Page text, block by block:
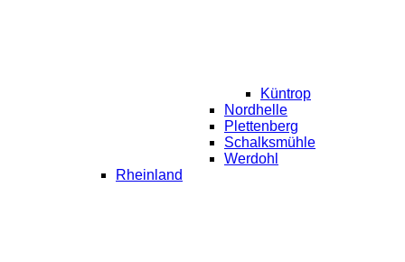
Küntrop
Nordhelle
Plettenberg
Schalksmühle
Werdohl
Rheinland